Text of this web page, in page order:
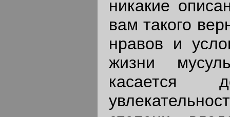
никакие
вам такого
нравов и
жизни
касается